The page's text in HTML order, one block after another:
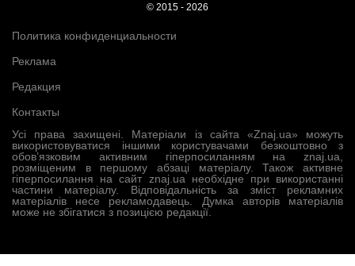
Усі права захищені. Матеріали із сайта «Znaj.ua» можуть
використовуватися іншими користувачами безкоштовно з
обов’язковим активним гіперпосиланням на znaj.ua,
розміщеним в першому абзаці матеріалу. Також активне
гіперпосилання на сайт znaj.ua необхідне при використанні
частини матеріалу. Відповідальність за зміст рекламних
матеріалів несе рекламодавець. Думка авторів матеріалів
може не збігатися з позицією редакції.
Политика конфиденциальности
Реклама
Редакция
Контакты
© 2015 - 2026